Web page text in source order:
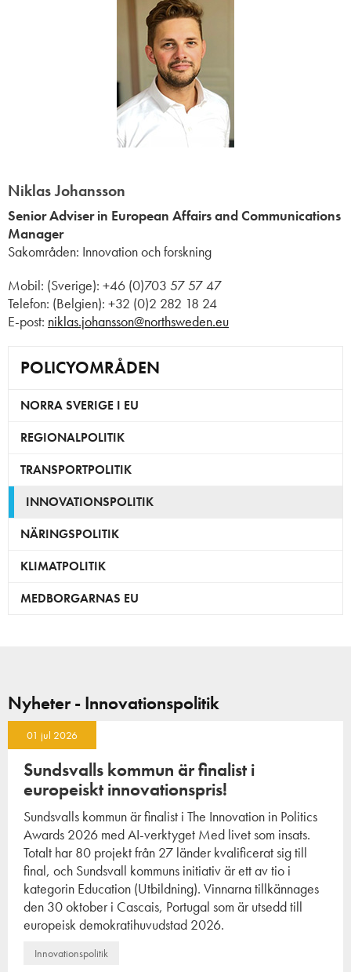
Niklas Johansson
Senior Adviser in European Affairs and Communications
Manager
Sakområden: Innovation och forskning
Mobil: (Sverige): +46 (0)703 57 57 47
Telefon: (Belgien): +32 (0)2 282 18 24
E-post: niklas.johansson@northsweden.eu
POLICYOMRÅDEN
NORRA SVERIGE I EU
REGIONALPOLITIK
TRANSPORTPOLITIK
INNOVATIONSPOLITIK
NÄRINGSPOLITIK
KLIMATPOLITIK
MEDBORGARNAS EU
Nyheter - Innovationspolitik
01 jul 2026
Sundsvalls kommun är finalist i
europeiskt innovationspris!
Sundsvalls kommun är finalist i The Innovation in Politics
Awards 2026 med AI-verktyget Med livet som insats.
Totalt har 80 projekt från 27 länder kvalificerat sig till
final, och Sundsvall kommuns initiativ är ett av tio i
kategorin Education (Utbildning). Vinnarna tillkännages
den 30 oktober i Cascais, Portugal som är utsedd till
europeisk demokratihuvudstad 2026.
Innovationspolitik